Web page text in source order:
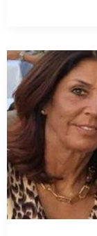
zit
nu
voor
ons
nog
pijn
en
onrust’